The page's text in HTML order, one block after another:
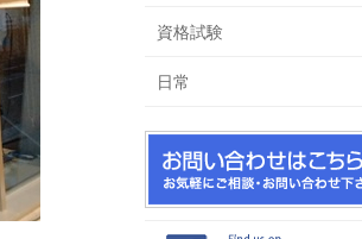
資格試験
日常